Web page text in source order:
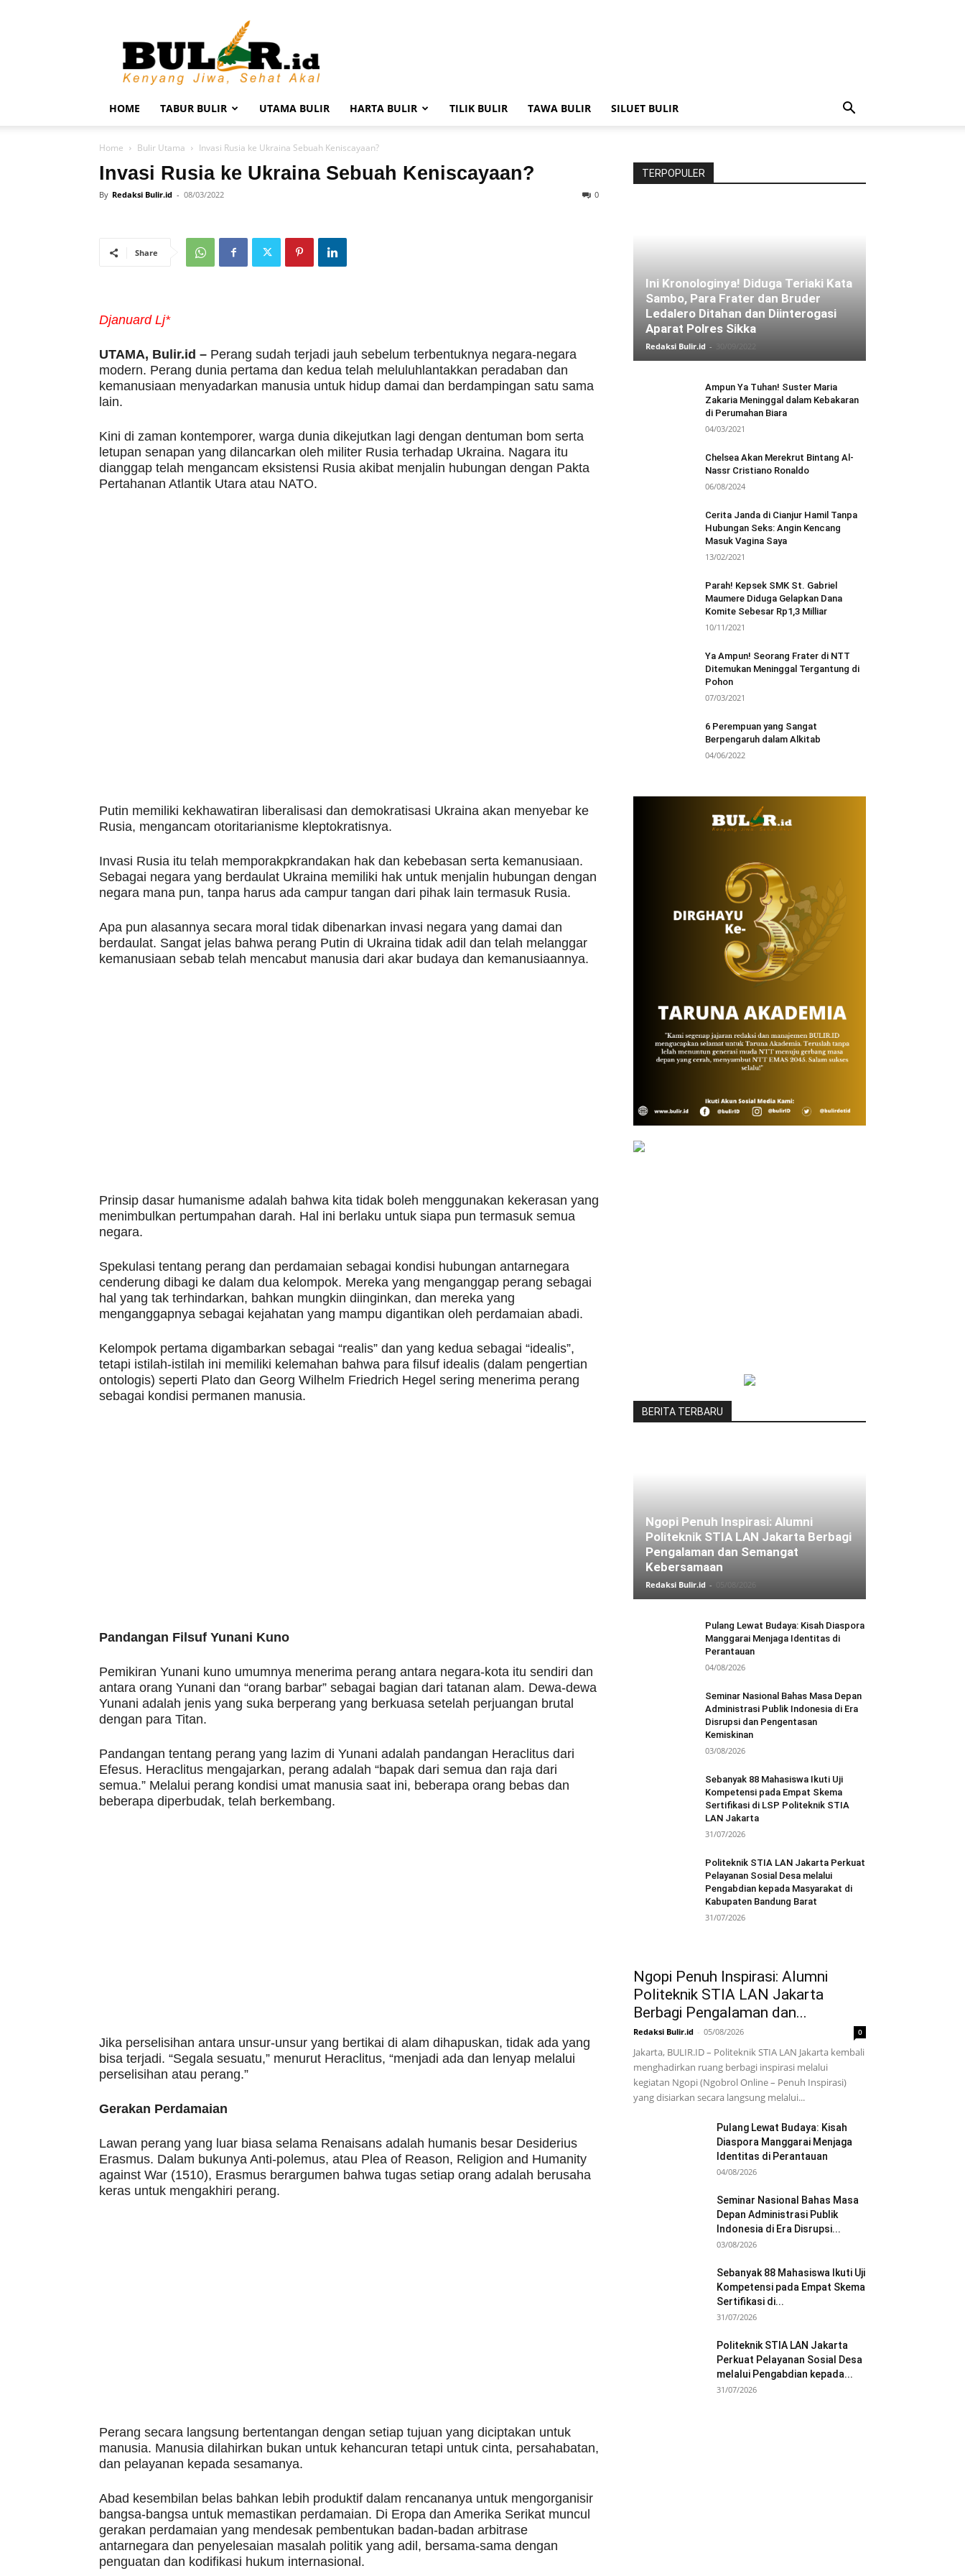
BULIR.ID
Kenyang
Jiwa,
Sehat
Akal
HOME TABUR BULIR UTAMA BULIR HARTA BULIR TILIK BULIR TAWA BULIR SILUET BULIR
Home Bulir Utama Invasi Rusia ke Ukraina Sebuah Keniscayaan?
Invasi Rusia ke Ukraina Sebuah Keniscayaan?
By Redaksi Bulir.id - 08/03/2022 0
Share
Djanuard Lj*
UTAMA, Bulir.id – Perang sudah terjadi jauh sebelum terbentuknya negara-negara
modern. Perang dunia pertama dan kedua telah meluluhlantakkan peradaban dan
kemanusiaan menyadarkan manusia untuk hidup damai dan berdampingan satu sama
lain.
Kini di zaman kontemporer, warga dunia dikejutkan lagi dengan dentuman bom serta
letupan senapan yang dilancarkan oleh militer Rusia terhadap Ukraina. Nagara itu
dianggap telah mengancam eksistensi Rusia akibat menjalin hubungan dengan Pakta
Pertahanan Atlantik Utara atau NATO.
Putin memiliki kekhawatiran liberalisasi dan demokratisasi Ukraina akan menyebar ke
Rusia, mengancam otoritarianisme kleptokratisnya.
Invasi Rusia itu telah memporakpkrandakan hak dan kebebasan serta kemanusiaan.
Sebagai negara yang berdaulat Ukraina memiliki hak untuk menjalin hubungan dengan
negara mana pun, tanpa harus ada campur tangan dari pihak lain termasuk Rusia.
Apa pun alasannya secara moral tidak dibenarkan invasi negara yang damai dan
berdaulat. Sangat jelas bahwa perang Putin di Ukraina tidak adil dan telah melanggar
kemanusiaan sebab telah mencabut manusia dari akar budaya dan kemanusiaannya.
Prinsip dasar humanisme adalah bahwa kita tidak boleh menggunakan kekerasan yang
menimbulkan pertumpahan darah. Hal ini berlaku untuk siapa pun termasuk semua
negara.
Spekulasi tentang perang dan perdamaian sebagai kondisi hubungan antarnegara
cenderung dibagi ke dalam dua kelompok. Mereka yang menganggap perang sebagai
hal yang tak terhindarkan, bahkan mungkin diinginkan, dan mereka yang
menganggapnya sebagai kejahatan yang mampu digantikan oleh perdamaian abadi.
Kelompok pertama digambarkan sebagai “realis” dan yang kedua sebagai “idealis”,
tetapi istilah-istilah ini memiliki kelemahan bahwa para filsuf idealis (dalam pengertian
ontologis) seperti Plato dan Georg Wilhelm Friedrich Hegel sering menerima perang
sebagai kondisi permanen manusia.
Pandangan Filsuf Yunani Kuno
Pemikiran Yunani kuno umumnya menerima perang antara negara-kota itu sendiri dan
antara orang Yunani dan “orang barbar” sebagai bagian dari tatanan alam. Dewa-dewa
Yunani adalah jenis yang suka berperang yang berkuasa setelah perjuangan brutal
dengan para Titan.
Pandangan tentang perang yang lazim di Yunani adalah pandangan Heraclitus dari
Efesus. Heraclitus mengajarkan, perang adalah “bapak dari semua dan raja dari
semua.” Melalui perang kondisi umat manusia saat ini, beberapa orang bebas dan
beberapa diperbudak, telah berkembang.
Jika perselisihan antara unsur-unsur yang bertikai di alam dihapuskan, tidak ada yang
bisa terjadi. “Segala sesuatu,” menurut Heraclitus, “menjadi ada dan lenyap melalui
perselisihan atau perang.”
Gerakan Perdamaian
Lawan perang yang luar biasa selama Renaisans adalah humanis besar Desiderius
Erasmus. Dalam bukunya Anti-polemus, atau Plea of Reason, Religion and Humanity
against War (1510), Erasmus berargumen bahwa tugas setiap orang adalah berusaha
keras untuk mengakhiri perang.
Perang secara langsung bertentangan dengan setiap tujuan yang diciptakan untuk
manusia. Manusia dilahirkan bukan untuk kehancuran tetapi untuk cinta, persahabatan,
dan pelayanan kepada sesamanya.
Abad kesembilan belas bahkan lebih produktif dalam rencananya untuk mengorganisir
bangsa-bangsa untuk memastikan perdamaian. Di Eropa dan Amerika Serikat muncul
gerakan perdamaian yang mendesak pembentukan badan-badan arbitrase
antarnegara dan penyelesaian masalah politik yang adil, bersama-sama dengan
penguatan dan kodifikasi hukum internasional.
TERPOPULER
Ini Kronologinya! Diduga Teriaki Kata
Sambo, Para Frater dan Bruder
Ledalero Ditahan dan Diinterogasi
Aparat Polres Sikka
Redaksi Bulir.id -
Ampun Ya Tuhan! Suster Maria
Zakaria Meninggal dalam Kebakaran
di Perumahan Biara
04/03/2021
Chelsea Akan Merekrut Bintang Al-
Nassr Cristiano Ronaldo
06/08/2024
Cerita Janda di Cianjur Hamil Tanpa
Hubungan Seks: Angin Kencang
Masuk Vagina Saya
13/02/2021
Parah! Kepsek SMK St. Gabriel
Maumere Diduga Gelapkan Dana
Komite Sebesar Rp1,3 Milliar
10/11/2021
Ya Ampun! Seorang Frater di NTT
Ditemukan Meninggal Tergantung di
Pohon
07/03/2021
6 Perempuan yang Sangat
Berpengaruh dalam Alkitab
04/06/2022
BERITA TERBARU
Ngopi Penuh Inspirasi: Alumni
Politeknik STIA LAN Jakarta Berbagi
Pengalaman dan Semangat
Kebersamaan
Redaksi Bulir.id -
Pulang Lewat Budaya: Kisah Diaspora
Manggarai Menjaga Identitas di
Perantauan
04/08/2026
Seminar Nasional Bahas Masa Depan
Administrasi Publik Indonesia di Era
Disrupsi dan Pengentasan
Kemiskinan
03/08/2026
Sebanyak 88 Mahasiswa Ikuti Uji
Kompetensi pada Empat Skema
Sertifikasi di LSP Politeknik STIA
LAN Jakarta
31/07/2026
Politeknik STIA LAN Jakarta Perkuat
Pelayanan Sosial Desa melalui
Pengabdian kepada Masyarakat di
Kabupaten Bandung Barat
31/07/2026
Ngopi Penuh Inspirasi: Alumni
Politeknik STIA LAN Jakarta
Berbagi Pengalaman dan...
Redaksi Bulir.id - 05/08/2026 0
Jakarta, BULIR.ID – Politeknik STIA LAN Jakarta kembali
menghadirkan ruang berbagi inspirasi melalui
kegiatan Ngopi (Ngobrol Online – Penuh Inspirasi)
yang disiarkan secara langsung melalui...
Pulang Lewat Budaya: Kisah
Diaspora Manggarai Menjaga
Identitas di Perantauan
04/08/2026
Seminar Nasional Bahas Masa
Depan Administrasi Publik
Indonesia di Era Disrupsi...
03/08/2026
Sebanyak 88 Mahasiswa Ikuti Uji
Kompetensi pada Empat Skema
Sertifikasi di...
31/07/2026
Politeknik STIA LAN Jakarta
Perkuat Pelayanan Sosial Desa
melalui Pengabdian kepada...
31/07/2026